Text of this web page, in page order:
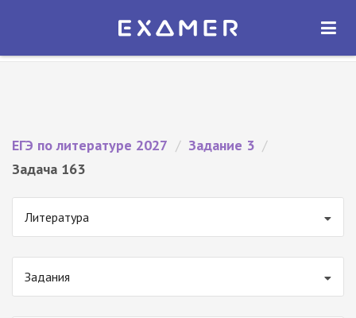
Экзамер — ЕГЭ 2027
ОТКРЫТЬ
ЕГЭ по литературе 2027 / Задание 3 /
Задача 163
Литература
Задания